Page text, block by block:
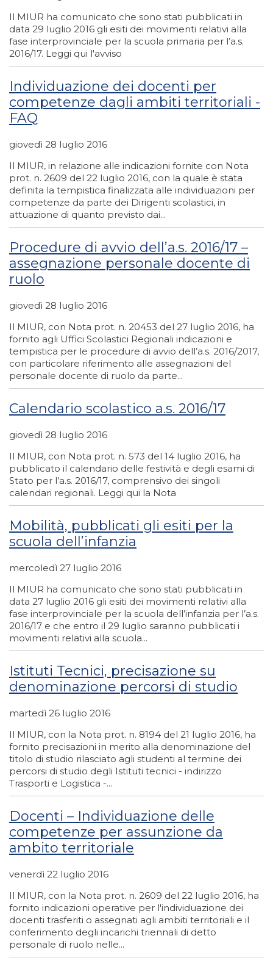
Il MIUR ha comunicato che sono stati pubblicati in
data 29 luglio 2016 gli esiti dei movimenti relativi alla
fase interprovinciale per la scuola primaria per l’a.s.
2016/17. Leggi qui l'avviso
Individuazione dei docenti per
competenze dagli ambiti territoriali -
FAQ
giovedì 28 luglio 2016
Il MIUR, in relazione alle indicazioni fornite con Nota
prot. n. 2609 del 22 luglio 2016, con la quale è stata
definita la tempistica finalizzata alle individuazioni per
competenze da parte dei Dirigenti scolastici, in
attuazione di quanto previsto dai...
Procedure di avvio dell’a.s. 2016/17 –
assegnazione personale docente di
ruolo
giovedì 28 luglio 2016
Il MIUR, con Nota prot. n. 20453 del 27 luglio 2016, ha
fornito agli Uffici Scolastici Regionali indicazioni e
tempistica per le procedure di avvio dell’a.s. 2016/2017,
con particolare riferimento alle assegnazioni del
personale docente di ruolo da parte...
Calendario scolastico a.s. 2016/17
giovedì 28 luglio 2016
Il MIUR, con Nota prot. n. 573 del 14 luglio 2016, ha
pubblicato il calendario delle festività e degli esami di
Stato per l’a.s. 2016/17, comprensivo dei singoli
calendari regionali. Leggi qui la Nota
Mobilità, pubblicati gli esiti per la
scuola dell’infanzia
mercoledì 27 luglio 2016
Il MIUR ha comunicato che sono stati pubblicati in
data 27 luglio 2016 gli esiti dei movimenti relativi alla
fase interprovinciale per la scuola dell’infanzia per l’a.s.
2016/17 e che entro il 29 luglio saranno pubblicati i
movimenti relativi alla scuola...
Istituti Tecnici, precisazione su
denominazione percorsi di studio
martedì 26 luglio 2016
Il MIUR, con la Nota prot. n. 8194 del 21 luglio 2016, ha
fornito precisazioni in merito alla denominazione del
titolo di studio rilasciato agli studenti al termine dei
percorsi di studio degli Istituti tecnici - indirizzo
Trasporti e Logistica -...
Docenti – Individuazione delle
competenze per assunzione da
ambito territoriale
venerdì 22 luglio 2016
Il MIUR, con la Nota prot. n. 2609 del 22 luglio 2016, ha
fornito indicazioni operative per l'individuazione dei
docenti trasferiti o assegnati agli ambiti territoriali e il
conferimento degli incarichi triennali di detto
personale di ruolo nelle...